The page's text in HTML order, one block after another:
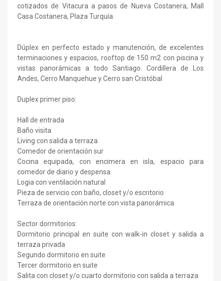
cotizados de Vitacura a pasos de Nueva Costanera, Mall
Casa Costanera, Plaza Turquía.
Dúplex en perfecto estado y manutención, de excelentes
terminaciones y espacios, rooftop de 150 m2 con piscina y
vistas panorámicas a todo Santiago. Cordillera de Los
Andes, Cerro Manquehue y Cerro san Cristóbal
Duplex primer piso:
Hall de entrada
Baño visita
Living con salida a terraza
Comedor de orientación sur
Cocina equipada, con encimera en isla, espacio para
comedor de diario y despensa.
Logia con ventilación natural
Pieza de servicio con baño, closet y/o escritorio
Terraza de orientación norte con vista panorámica
Sector dormitorios:
Dormitorio principal en suite con walk-in closet y salida a
terraza privada
Segundo dormitorio en suite
Tercer dormitorio en suite
Salita con closet y/o cuarto dormitorio con salida a terraza